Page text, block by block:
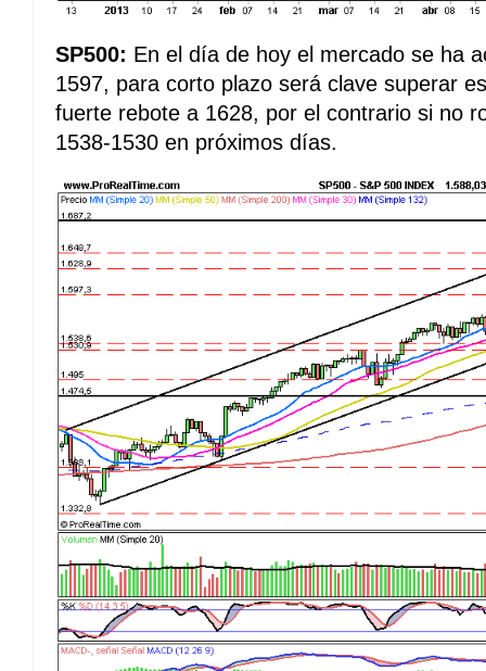
SP500: En el día de hoy el mercado se ha
1597, para corto plazo será clave superar
fuerte rebote a 1628, por el contrario si no
1538-1530 en próximos días.